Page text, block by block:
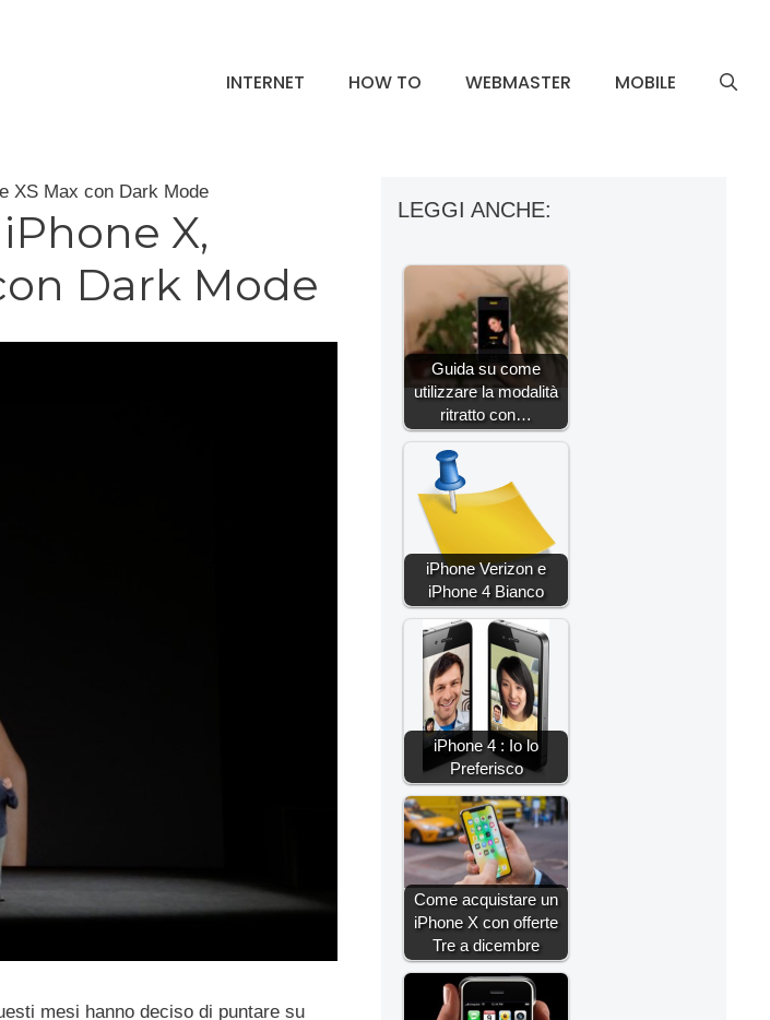
INTERNET HOW TO WEBMASTER MOBILE
XS Max con Dark Mode
X,
Dark Mode
mesi hanno deciso di puntare su
LEGGI ANCHE:
Guida su come
utilizzare la modalità
ritratto con…
iPhone Verizon e
iPhone 4 Bianco
iPhone 4 : Io lo
Preferisco
Come acquistare un
iPhone X con offerte
Tre a dicembre